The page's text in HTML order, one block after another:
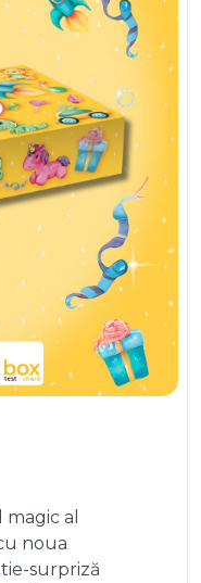
al
noua
surpriză